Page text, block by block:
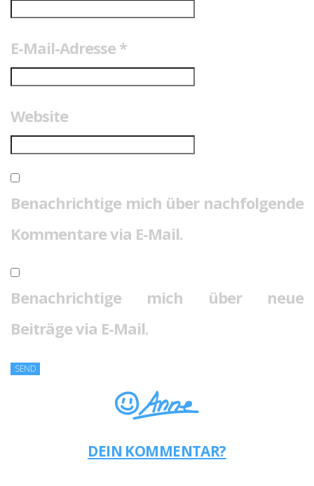
E-Mail-Adresse *
Website
Benachrichtige mich über nachfolgende
Kommentare via E-Mail.
Benachrichtige mich über neue
Beiträge via E-Mail.
DEIN KOMMENTAR?